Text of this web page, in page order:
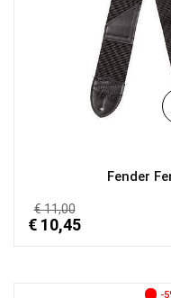
Fender
€ 11,00
€ 10,45
-